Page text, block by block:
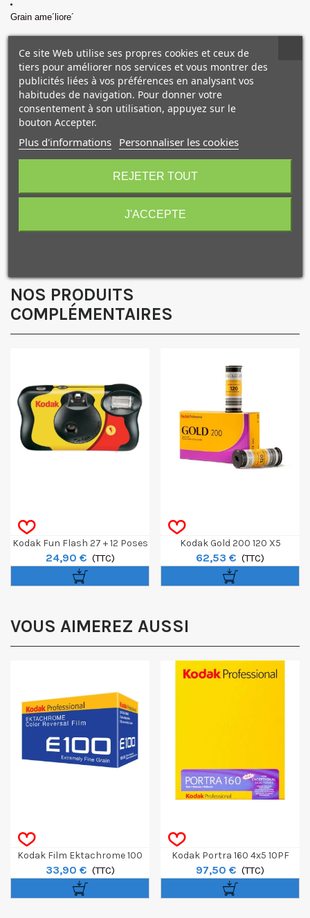
Grain ame´liore´
Ide´al pour la nume´risation
Incroyable capacite´ d’agrandissement a` partir d’un ne´gatif 35 mm
Rendu spectaculaire et naturel des tons chairs et magnifique
reproduction des couleurs
NOS PRODUITS
COMPLÉMENTAIRES
Kodak Fun Flash 27 + 12 Poses
24,90 € (TTC)
Kodak Gold 200 120 X5
62,53 € (TTC)
VOUS AIMEREZ AUSSI
Kodak Film Ektachrome 100
135-36
33,90 € (TTC)
Kodak Portra 160 4x5 10PF
97,50 € (TTC)
Ce site Web utilise ses propres cookies et ceux de
tiers pour améliorer nos services et vous montrer des
publicités liées à vos préférences en analysant vos
habitudes de navigation. Pour donner votre
consentement à son utilisation, appuyez sur le
bouton Accepter.
Plus d'informations Personnaliser les cookies
REJETER TOUT
J'ACCEPTE
10€ OFFERTS sur votre
premier achat !
J'accepte de recevoir des SMS de la part de la marque.
Obtenir mon code promo.